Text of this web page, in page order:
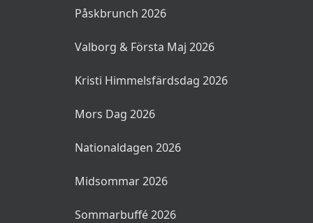
Påskbrunch 2026
Valborg & Första Maj 2026
Kristi Himmelsfärdsdag 2026
Mors Dag 2026
Nationaldagen 2026
Midsommar 2026
Sommarbuffé 2026